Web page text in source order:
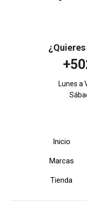
Lunes a
Inicio
Marcas
Tienda